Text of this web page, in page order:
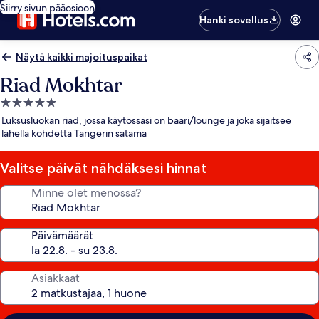
Siirry sivun pääosioon
Hanki sovellus
Näytä kaikki majoituspaikat
Riad Mokhtar
5.0
tähden
majoituspaikka
Luksusluokan riad, jossa käytössäsi on baari/lounge ja joka sijaitsee
lähellä kohdetta Tangerin satama
Valitse päivät nähdäksesi hinnat
Minne olet menossa?
Päivämäärät
Asiakkaat